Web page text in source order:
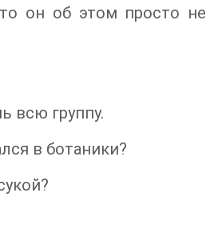
он об этом просто не
всю группу.
в ботаники?